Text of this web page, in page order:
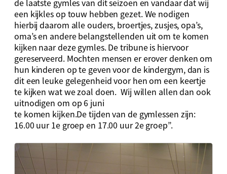
de laatste gymles van dit seizoen en vandaar dat wij
een kijkles op touw hebben gezet. We nodigen
hierbij daarom alle ouders, broertjes, zusjes, opa’s,
oma’s en andere belangstellenden uit om te komen
kijken naar deze gymles. De tribune is hiervoor
gereserveerd. Mochten mensen er erover denken om
hun kinderen op te geven voor de kindergym, dan is
dit een leuke gelegenheid voor hen om een keertje
te kijken wat we zoal doen. Wij willen allen dan ook
uitnodigen om op 6 juni
te komen kijken.De tijden van de gymlessen zijn:
16.00 uur 1e groep en 17.00 uur 2e groep”.